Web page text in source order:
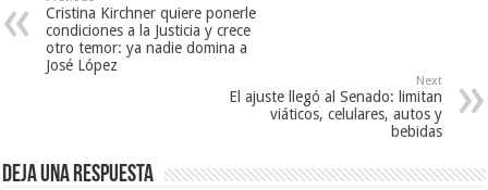
Cristina Kirchner quiere ponerle
condiciones a la Justicia y crece
otro temor: ya nadie domina a
José López
Next
El ajuste llegó al Senado: limitan
viáticos, celulares, autos y
bebidas
Deja una respuesta